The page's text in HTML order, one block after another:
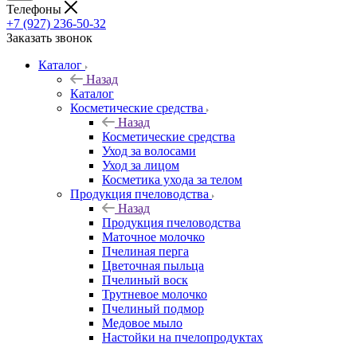
Телефоны
+7 (927) 236-50-32
Заказать звонок
Каталог
Назад
Каталог
Косметические средства
Назад
Косметические средства
Уход за волосами
Уход за лицом
Косметика ухода за телом
Продукция пчеловодства
Назад
Продукция пчеловодства
Маточное молочко
Пчелиная перга
Цветочная пыльца
Пчелиный воск
Трутневое молочко
Пчелиный подмор
Медовое мыло
Настойки на пчелопродуктах